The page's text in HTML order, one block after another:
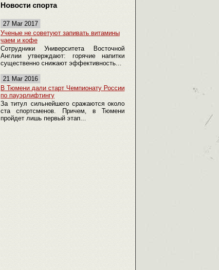
Новости спорта
27 Mar 2017
Ученые не советуют запивать витамины
чаем и кофе
Сотрудники Университета Восточной
Англии утверждают: горячие напитки
существенно снижают эффективность...
21 Mar 2016
В Тюмени дали старт Чемпионату России
по пауэрлифтингу
За титул сильнейшего сражаются около
ста спортсменов. Причем, в Тюмени
пройдет лишь первый этап...